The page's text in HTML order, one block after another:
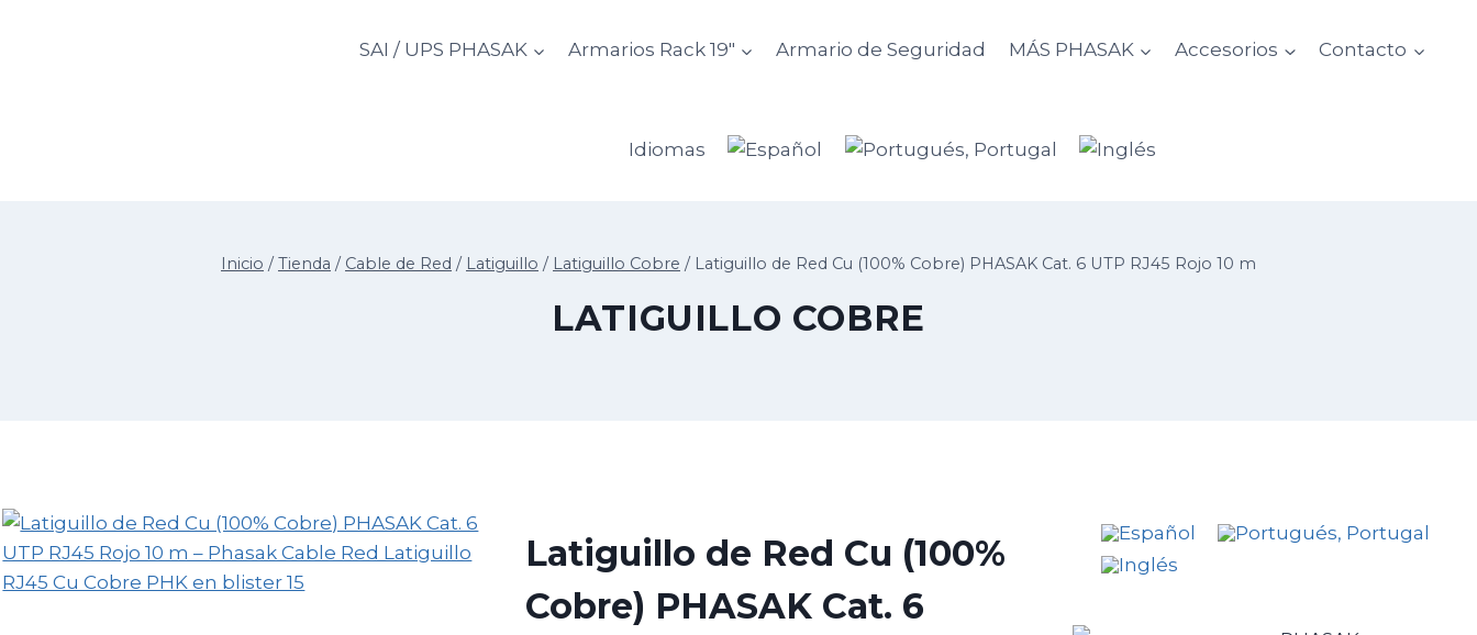
SAI / UPS PHASAK Armarios Rack 19″ Armario de Seguridad MÁS PHASAK Accesorios Contacto
Idiomas
Inicio / Tienda / Cable de Red / Latiguillo / Latiguillo Cobre / Latiguillo de Red Cu (100% Cobre) PHASAK Cat. 6 UTP RJ45 Rojo 10 m
LATIGUILLO COBRE
Latiguillo de Red Cu (100%
Cobre) PHASAK Cat. 6